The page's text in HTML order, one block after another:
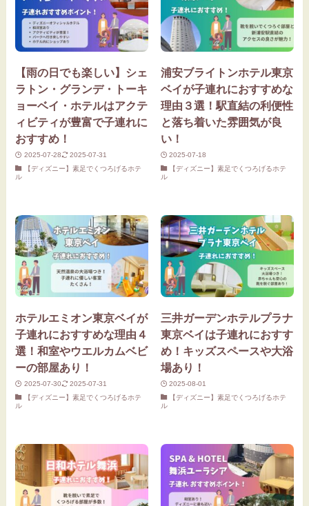
【雨の日でも楽しい】シェ
ラトン・グランデ・トーキ
ョーベイ・ホテルはアクテ
ィビティが豊富で子連れに
おすすめ！
2025-07-28
2025-07-31
【ディズニー】素足でくつろげるホテ
ル
浦安ブライトンホテル東京
ベイが子連れにおすすめな
理由３選！駅直結の利便性
と落ち着いた雰囲気が良
い！
2025-07-18
【ディズニー】素足でくつろげるホテ
ル
ホテルエミオン東京ベイが
子連れにおすすめな理由４
選！和室やウエルカムベビ
ーの部屋あり！
2025-07-30
2025-07-31
【ディズニー】素足でくつろげるホテ
ル
三井ガーデンホテルプラナ
東京ベイは子連れにおすす
め！キッズスペースや大浴
場あり！
2025-08-01
【ディズニー】素足でくつろげるホテ
ル